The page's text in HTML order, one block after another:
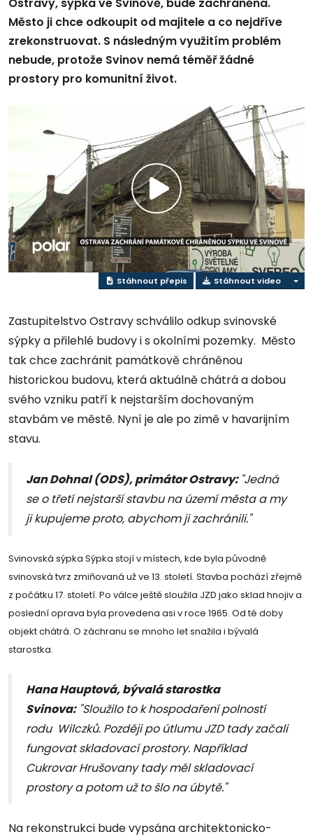
Ostravy, sýpka ve Svinově, bude zachráněna.
Město ji chce odkoupit od majitele a co nejdříve
zrekonstruovat. S následným využitím problém
nebude, protože Svinov nemá téměř žádné
prostory pro komunitní život.
Přehrát
video
Stáhnout přepis Stáhnout video
Zastupitelstvo Ostravy schválilo odkup svinovské
sýpky a přilehlé budovy i s okolními pozemky. Město
tak chce zachránit památkově chráněnou
historickou budovu, která aktuálně chátrá a dobou
svého vzniku patří k nejstarším dochovaným
stavbám ve městě. Nyní je ale po zimě v havarijním
stavu.
Jan Dohnal (ODS), primátor Ostravy: "Jedná
se o třetí nejstarší stavbu na území města a my
ji kupujeme proto, abychom ji zachránili."
Svinovská sýpka Sýpka stojí v místech, kde byla původně
svinovská tvrz zmiňovaná už ve 13. století. Stavba pochází zřejmě
z počátku 17. století. Po válce ještě sloužila JZD jako sklad hnojiv a
poslední oprava byla provedena asi v roce 1965. Od té doby
objekt chátrá. O záchranu se mnoho let snažila i bývalá
starostka.
Hana Hauptová, bývalá starostka
Svinova:"Sloužilo to k hospodaření polností
rodu Wilczků. Později po útlumu JZD tady začali
fungovat skladovací prostory. Například
Cukrovar Hrušovany tady měl skladovací
prostory a potom už to šlo na úbytě."
Na rekonstrukci bude vypsána architektonicko-